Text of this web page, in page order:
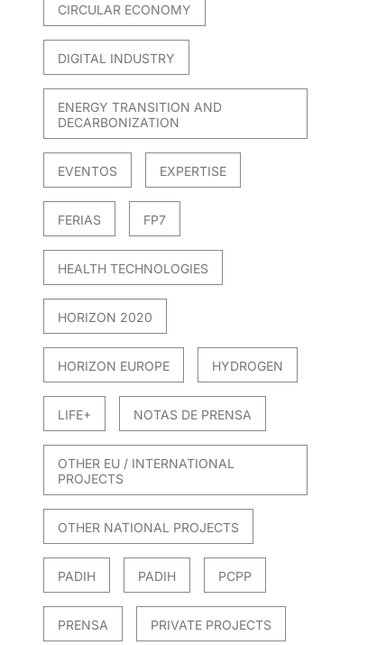
CIRCULAR ECONOMY
DIGITAL INDUSTRY
ENERGY TRANSITION AND
DECARBONIZATION
EVENTOS EXPERTISE
FERIAS FP7
HEALTH TECHNOLOGIES
HORIZON 2020
HORIZON EUROPE HYDROGEN
LIFE+ NOTAS DE PRENSA
OTHER EU / INTERNATIONAL
PROJECTS
OTHER NATIONAL PROJECTS
PADIH PADIH PCPP
PRENSA PRIVATE PROJECTS